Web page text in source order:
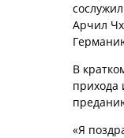
Арчил
В
прихода
«Я